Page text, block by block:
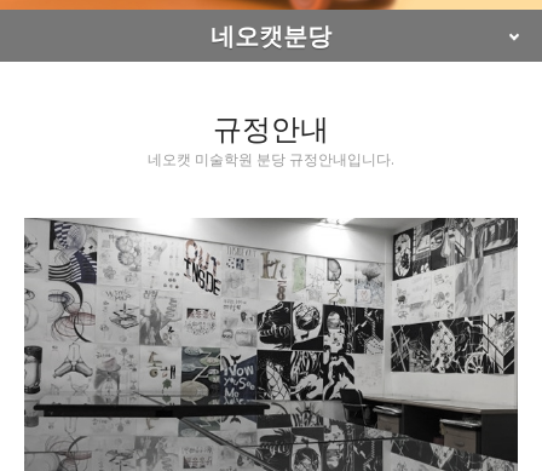
네오캣분당
규정안내
네오캣 미술학원 분당 규정안내입니다.